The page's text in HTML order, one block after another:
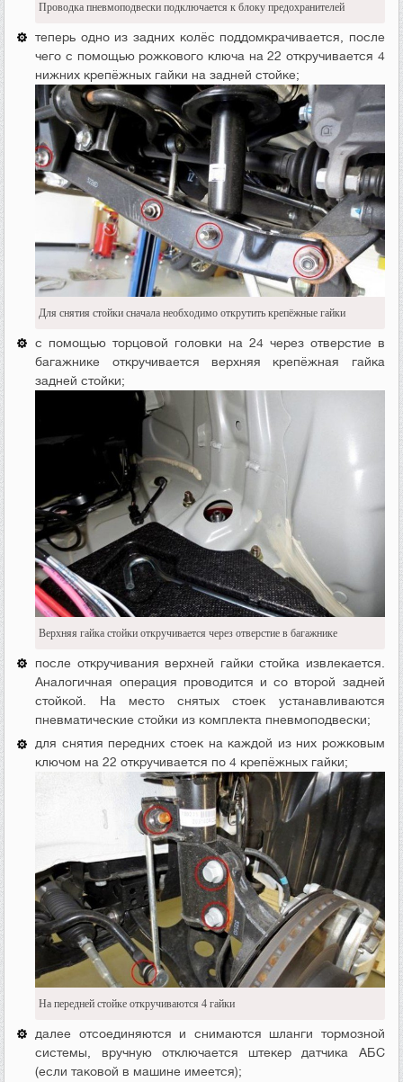
Проводка пневмоподвески подключается к блоку предохранителей
теперь одно из задних колёс поддомкрачивается, после
чего с помощью рожкового ключа на 22 откручивается 4
нижних крепёжных гайки на задней стойке;
Для снятия стойки сначала необходимо открутить крепёжные гайки
с помощью торцовой головки на 24 через отверстие в
багажнике откручивается верхняя крепёжная гайка
задней стойки;
Верхняя гайка стойки откручивается через отверстие в багажнике
после откручивания верхней гайки стойка извлекается.
Аналогичная операция проводится и со второй задней
стойкой. На место снятых стоек устанавливаются
пневматические стойки из комплекта пневмоподвески;
для снятия передних стоек на каждой из них рожковым
ключом на 22 откручивается по 4 крепёжных гайки;
На передней стойке откручиваются 4 гайки
далее отсоединяются и снимаются шланги тормозной
системы, вручную отключается штекер датчика АБС
(если таковой в машине имеется);